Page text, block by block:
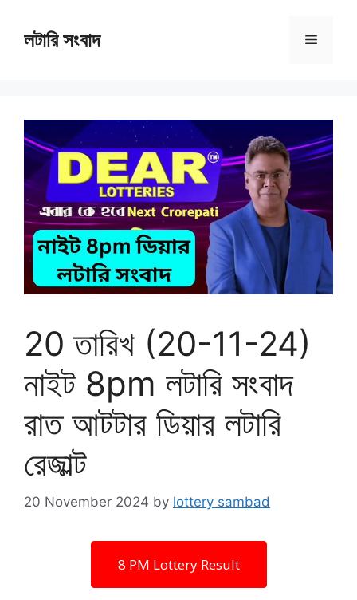
contentলটারি সংবাদ Menu
20 তারিখ (20-11-24)
নাইট 8pm লটারি সংবাদ
রাত আটটার ডিয়ার লটারি
রেজাল্ট
20 November 2024 by lottery sambad
8 PM Lottery Result